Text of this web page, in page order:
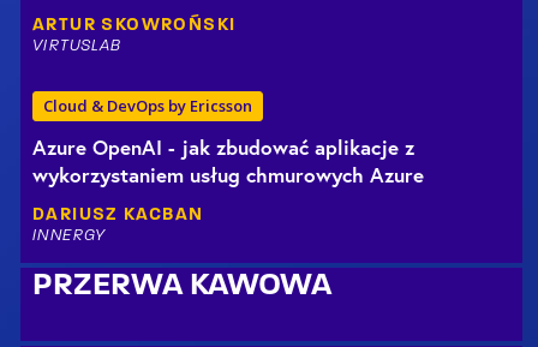
ARTUR SKOWROŃSKI
VIRTUSLAB
Cloud & DevOps by Ericsson
Azure OpenAI - jak zbudować aplikacje z
wykorzystaniem usług chmurowych Azure
DARIUSZ KACBAN
INNERGY
PRZERWA KAWOWA